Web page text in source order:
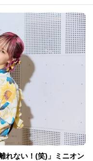
れない！(笑)」ミニオン